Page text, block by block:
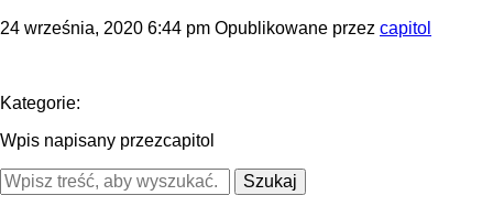
24 września, 2020 6:44 pm Opublikowane przez capitol
Kategorie:
Wpis napisany przezcapitol
Szukaj